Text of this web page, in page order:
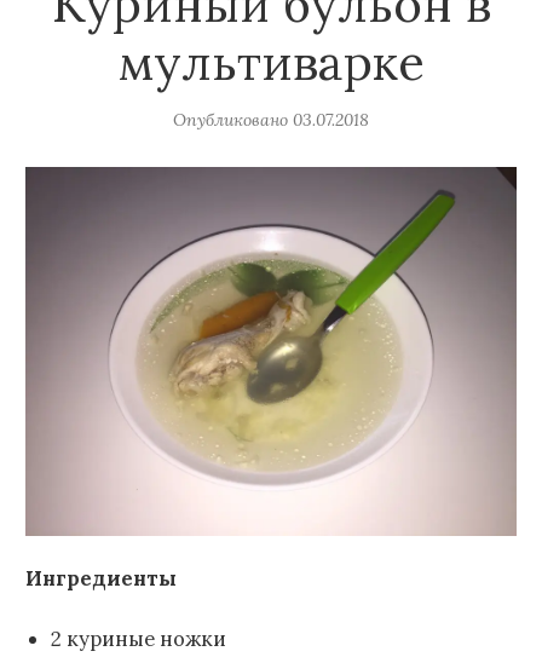
мультиварке
Опубликовано 03.07.2018
Ингредиенты
2 куриные ножки